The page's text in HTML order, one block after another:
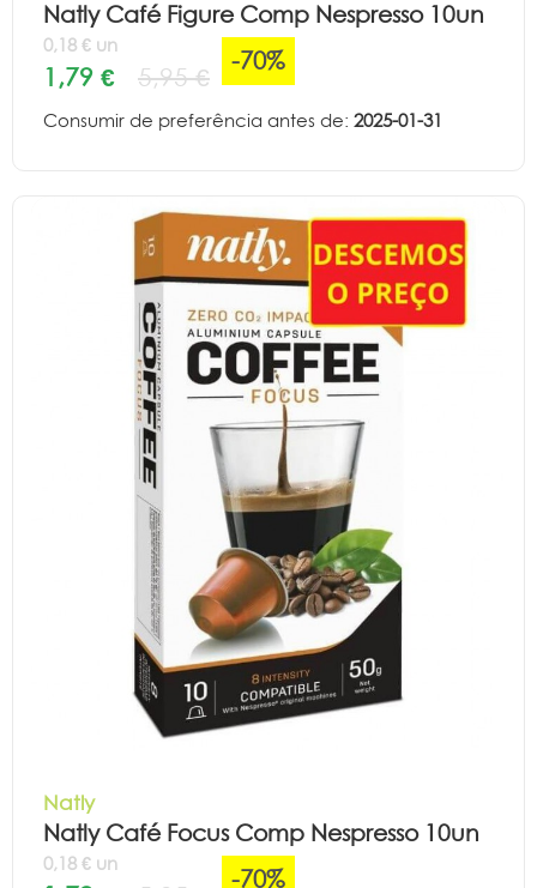
Natly Café Figure Comp Nespresso 10un
0,18 € un
1,79 € 5,95 €
-70%
Consumir de preferência antes de: 2025-01-31
Natly
Natly Café Focus Comp Nespresso 10un
0,18 € un
-70%